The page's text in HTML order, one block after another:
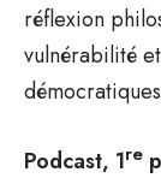
réflexion
vulnérabilité
Podcast, 1re